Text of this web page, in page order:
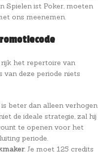
Spielen ist Poker, moeten
ons meenemen.
het repertoire van
van deze periode niets
is beter dan alleen verhogen
de ideale strategie, zal hij
te openen voor het
periode.
: Je moet 125 credits